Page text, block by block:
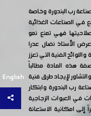
English
رب البندورة وخاصة
في الصناعات الغذائية
فهي تمنع نمو
الأستاذ نضال عدرا
الفنية التي تعزز
هذه المادة مطالباً
لإيجاد طرق فنية
رب البندورة وابتكار
في العبوات الزجاجية
إلى امكانية الاستعانة